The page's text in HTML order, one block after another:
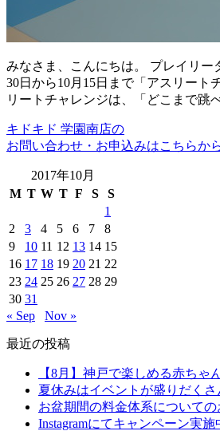
みなさま、こんにちは。 プレイリー
30日から10月15日まで「アスリー
リートチャレンジは、「どこまで
キドキド 学園南店の
お問い合わせ・お申込みはこちらか
2017年10月
M T W T F S
S
1
2
3 4 5 6 7
8
9
10 11 12 13 14 15
16 17 18 19 20 21 22
23 24 25 26 27 28 29
30 31
« Sep
Nov »
最近の投稿
【8月】神戸で楽しめる赤ちゃ
夏休みはイベントが盛りだくさ
お盆期間の料金体系について
Instagramにてキャンペーン実施